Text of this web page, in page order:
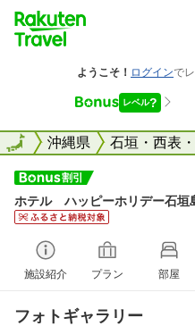
全国沖縄県 石垣・西表
全国
ホテル ハッピーホリデー石
施設紹介 プラン 部屋
フォトギャラリー